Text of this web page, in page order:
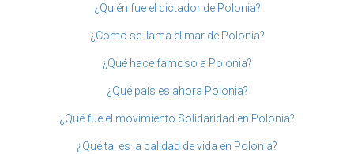
¿Quién fue el dictador de Polonia?
¿Cómo se llama el mar de Polonia?
¿Qué hace famoso a Polonia?
¿Qué país es ahora Polonia?
¿Qué fue el movimiento Solidaridad en Polonia?
¿Qué tal es la calidad de vida en Polonia?